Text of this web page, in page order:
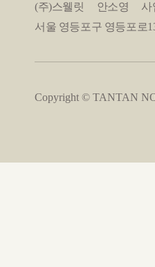
(주)스웰릿 안소영 사업
서울 영등포구 영등포로
Copyright © TANTAN